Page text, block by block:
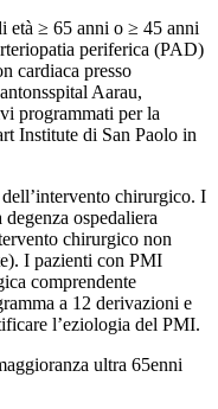
età ≥ 65 anni o ≥ 45 anni
periferica (PAD)
cardiaca presso
Aarau,
programmati per la
Institute di San Paolo in
chirurgico. I
ospedaliera
chirurgico non
I pazienti con PMI
comprendente
a 12 derivazioni e
l’eziologia del PMI.
ultra 65enni